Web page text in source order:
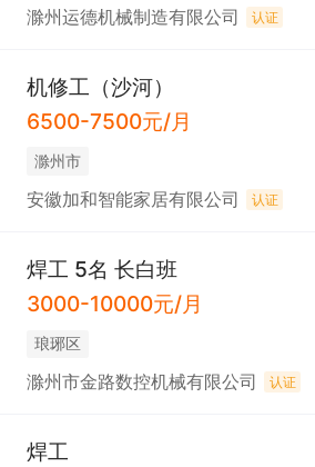
滁州运德机械制造有限公司 认证
机修工（沙河）
6500-7500元/月
滁州市
安徽加和智能家居有限公司 认证
焊工 5名 长白班
3000-10000元/月
琅琊区
滁州市金路数控机械有限公司 认证
焊工